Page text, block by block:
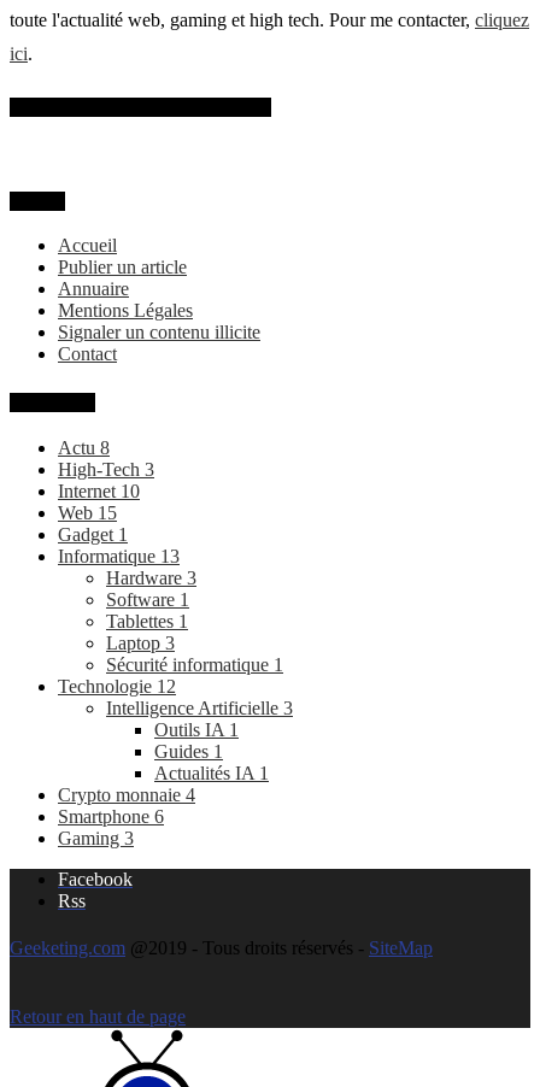
toute l'actualité web, gaming et high tech. Pour me contacter, cliquez
ici.
Accueil
Publier un article
Annuaire
Mentions Légales
Signaler un contenu illicite
Contact
Actu 8
High-Tech 3
Internet 10
Web 15
Gadget 1
Informatique 13
Hardware 3
Software 1
Tablettes 1
Laptop 3
Sécurité informatique 1
Technologie 12
Intelligence Artificielle 3
Outils IA 1
Guides 1
Actualités IA 1
Crypto monnaie 4
Smartphone 6
Gaming 3
Facebook
Rss
Geeketing.com @2019 - Tous droits réservés - SiteMap
Retour en haut de page